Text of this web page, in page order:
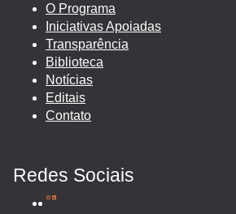
O Programa
Iniciativas Apoiadas
Transparência
Biblioteca
Notícias
Editais
Contato
Redes Sociais